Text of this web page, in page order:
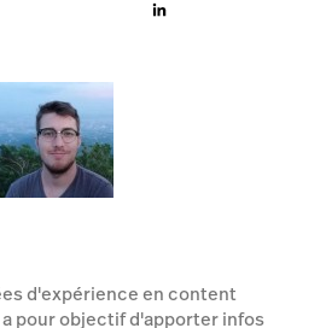
d'expérience en content
a pour objectif d'apporter infos